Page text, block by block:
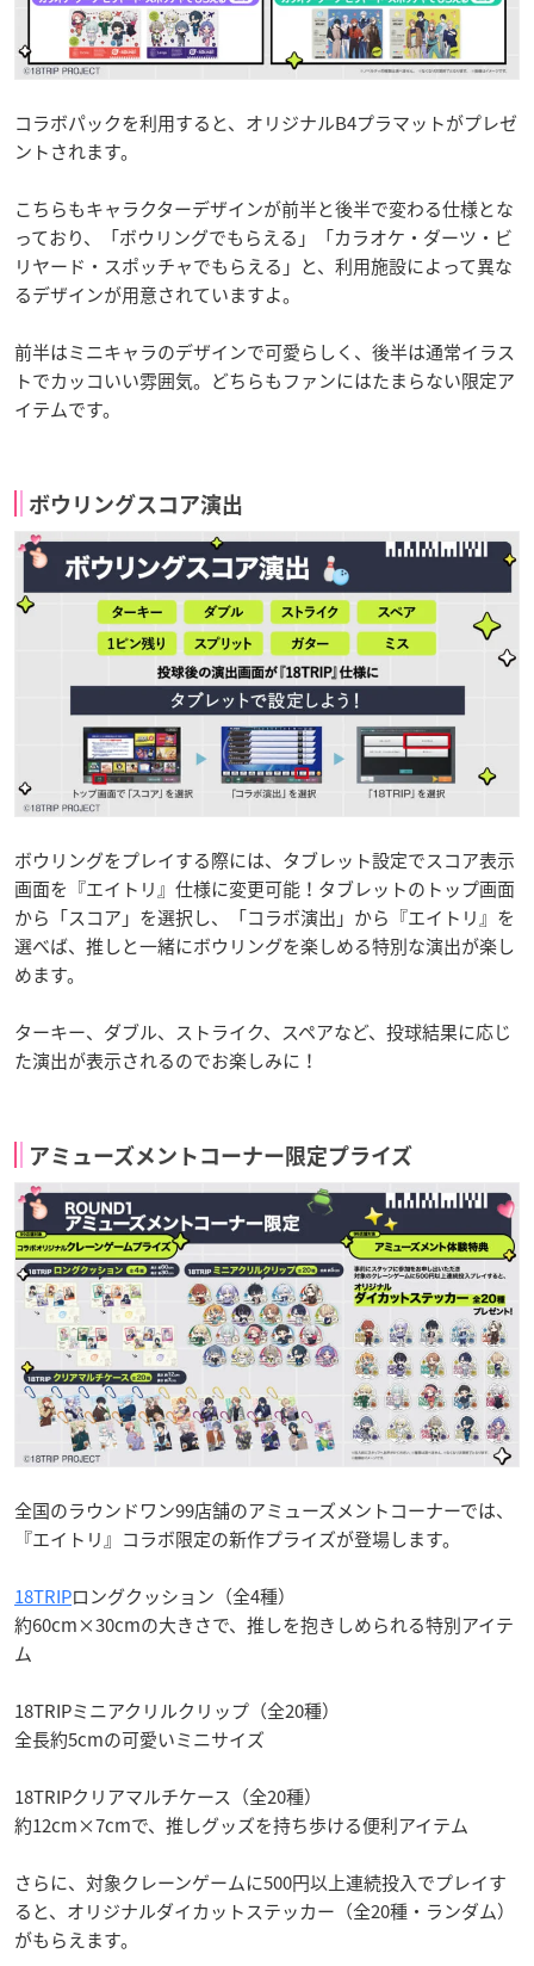
コラボパックを利用すると、オリジナルB4プラマットがプレゼ
ントされます。
こちらもキャラクターデザインが前半と後半で変わる仕様とな
っており、「ボウリングでもらえる」「カラオケ・ダーツ・ビ
リヤード・スポッチャでもらえる」と、利用施設によって異な
るデザインが用意されていますよ。
前半はミニキャラのデザインで可愛らしく、後半は通常イラス
トでカッコいい雰囲気。どちらもファンにはたまらない限定ア
イテムです。
ボウリングスコア演出
ボウリングをプレイする際には、タブレット設定でスコア表示
画面を『エイトリ』仕様に変更可能！タブレットのトップ画面
から「スコア」を選択し、「コラボ演出」から『エイトリ』を
選べば、推しと一緒にボウリングを楽しめる特別な演出が楽し
めます。
ターキー、ダブル、ストライク、スペアなど、投球結果に応じ
た演出が表示されるのでお楽しみに！
アミューズメントコーナー限定プライズ
全国のラウンドワン99店舗のアミューズメントコーナーでは、
『エイトリ』コラボ限定の新作プライズが登場します。
18TRIPロングクッション（全4種）
約60cm×30cmの大きさで、推しを抱きしめられる特別アイテ
ム
18TRIPミニアクリルクリップ（全20種）
全長約5cmの可愛いミニサイズ
18TRIPクリアマルチケース（全20種）
約12cm×7cmで、推しグッズを持ち歩ける便利アイテム
さらに、対象クレーンゲームに500円以上連続投入でプレイす
ると、オリジナルダイカットステッカー（全20種・ランダム）
がもらえます。